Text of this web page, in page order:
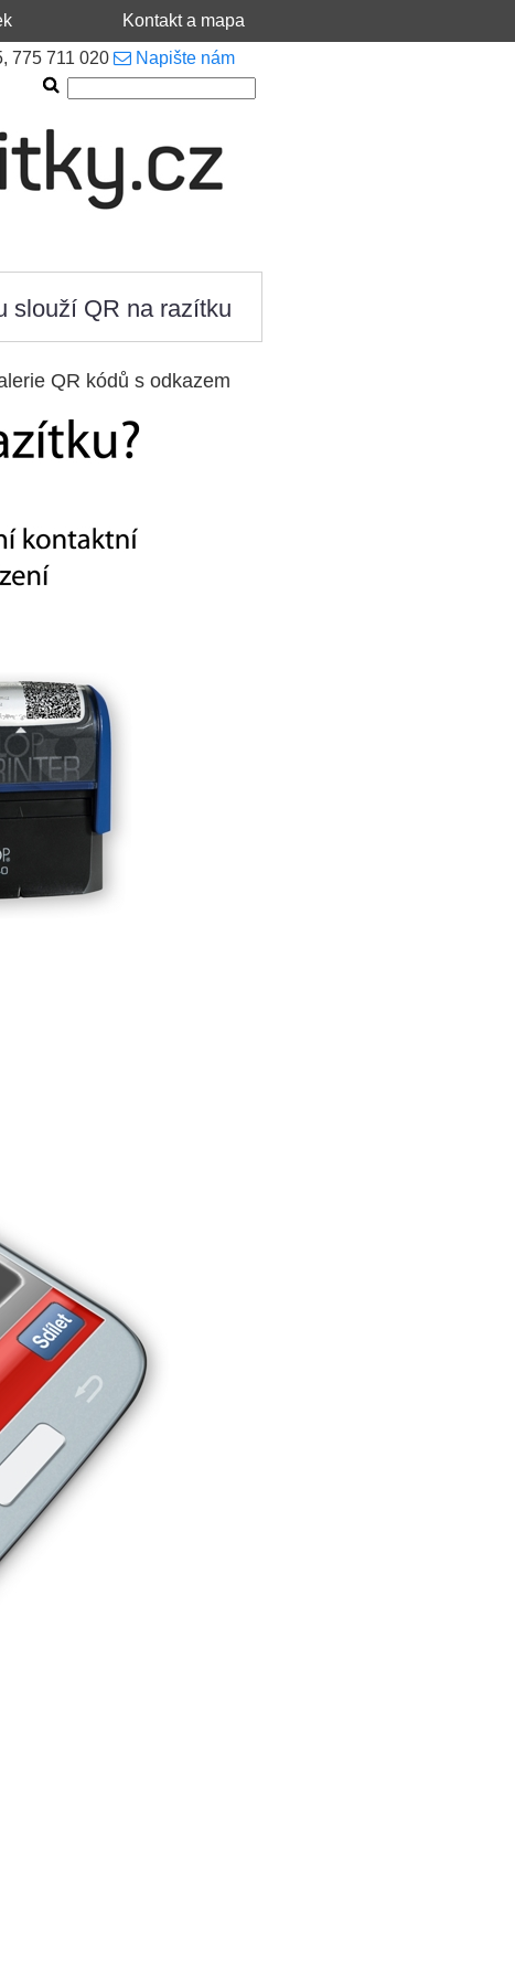
QR kódů s odkazem
slouží QR na razítku
775 711 020 Napište nám
Kontakt a mapa